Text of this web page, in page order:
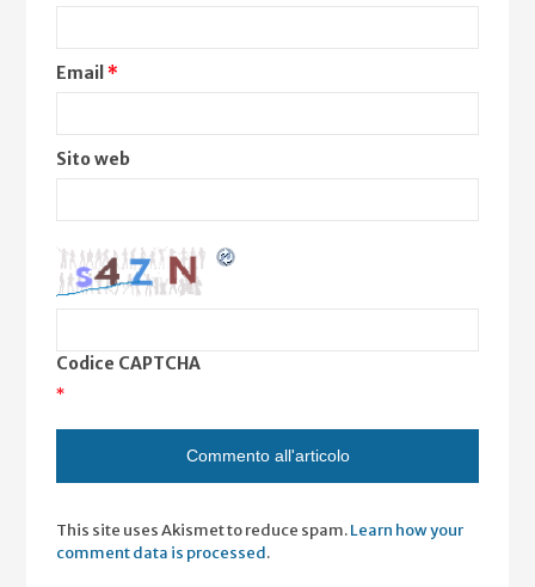
Email*
Sito web
Codice CAPTCHA
*
This site uses Akismet to reduce spam.Learn how your
comment data is processed.